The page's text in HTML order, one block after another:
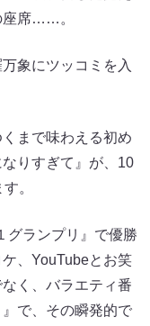
座席……。
象にツッコミを入
まで味わえる初め
りすぎて』が、10
。
グランプリ』で優勝
、YouTubeとお笑
く、バラエティ番
で、その瞬発的で